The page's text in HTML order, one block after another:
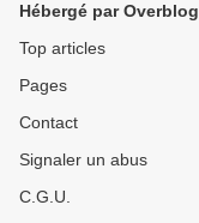
Hébergé par Overblog
Top articles
Pages
Contact
Signaler un abus
C.G.U.